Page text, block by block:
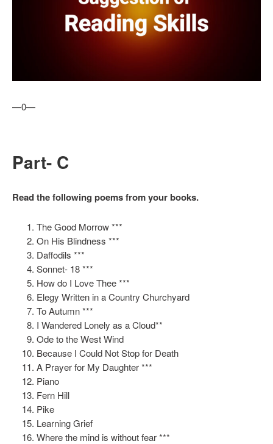
—0—
Part- C
Read the following poems from your books.
The Good Morrow ***
On His Blindness ***
Daffodils ***
Sonnet- 18 ***
How do I Love Thee ***
Elegy Written in a Country Churchyard
To Autumn ***
I Wandered Lonely as a Cloud**
Ode to the West Wind
Because I Could Not Stop for Death
A Prayer for My Daughter ***
Piano
Fern Hill
Pike
Learning Grief
Where the mind is without fear ***